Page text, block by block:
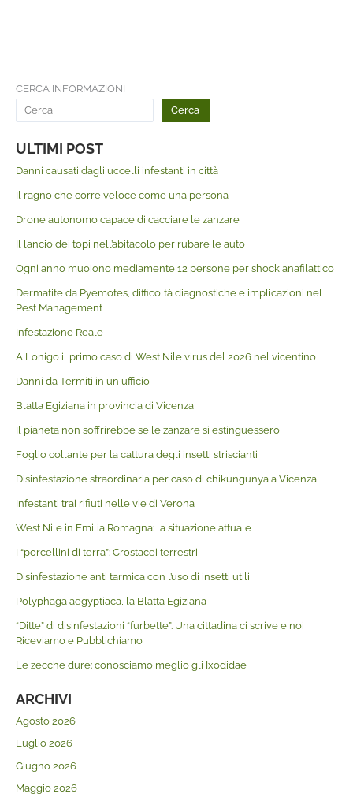
CERCA INFORMAZIONI
Cerca
ULTIMI POST
Danni causati dagli uccelli infestanti in città
Il ragno che corre veloce come una persona
Drone autonomo capace di cacciare le zanzare
Il lancio dei topi nell’abitacolo per rubare le auto
Ogni anno muoiono mediamente 12 persone per shock anafilattico
Dermatite da Pyemotes, difficoltà diagnostiche e implicazioni nel
Pest Management
Infestazione Reale
A Lonigo il primo caso di West Nile virus del 2026 nel vicentino
Danni da Termiti in un ufficio
Blatta Egiziana in provincia di Vicenza
Il pianeta non soffrirebbe se le zanzare si estinguessero
Foglio collante per la cattura degli insetti striscianti
Disinfestazione straordinaria per caso di chikungunya a Vicenza
Infestanti trai rifiuti nelle vie di Verona
West Nile in Emilia Romagna: la situazione attuale
I “porcellini di terra”: Crostacei terrestri
Disinfestazione anti tarmica con l’uso di insetti utili
Polyphaga aegyptiaca, la Blatta Egiziana
“Ditte” di disinfestazioni “furbette”. Una cittadina ci scrive e noi
Riceviamo e Pubblichiamo
Le zecche dure: conosciamo meglio gli Ixodidae
ARCHIVI
Agosto 2026
Luglio 2026
Giugno 2026
Maggio 2026